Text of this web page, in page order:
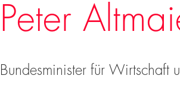
Redner
Peter
Bundesminister für Wirtschaft